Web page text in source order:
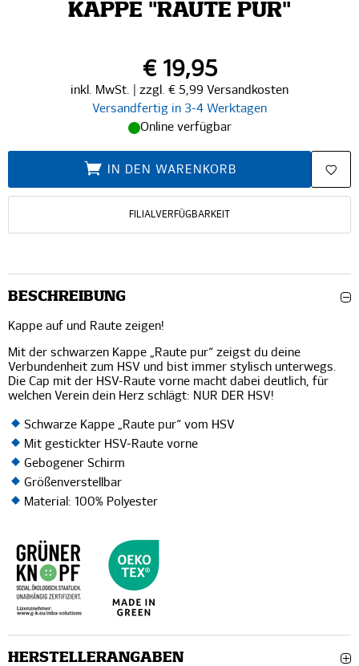
KAPPE "RAUTE PUR"
€ 19,95
inkl. MwSt. | zzgl. € 5,99 Versandkosten
Versandfertig in 3-4 Werktagen
Online verfügbar
IN DEN WARENKORB
FILIALVERFÜGBARKEIT
BESCHREIBUNG
Kappe auf und Raute zeigen!
Mit der schwarzen Kappe „Raute pur“ zeigst du deine
Verbundenheit zum HSV und bist immer stylisch unterwegs.
Die Cap mit der HSV-Raute vorne macht dabei deutlich, für
welchen Verein dein Herz schlägt: NUR DER HSV!
Schwarze Kappe „Raute pur“ vom HSV
Mit gestickter HSV-Raute vorne
Gebogener Schirm
Größenverstellbar
Material: 100% Polyester
HERSTELLERANGABEN